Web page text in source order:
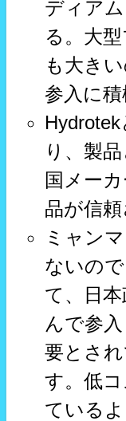
ディア
る。大
も大き
参入に
り、製
国メー
品が信
ミャン
ないの
て、日
んで参
要とさ
す。低
ている